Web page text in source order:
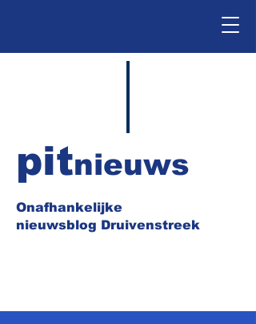
Onafhankelijke
nieuwsblog Druivenstreek
pitnieuws